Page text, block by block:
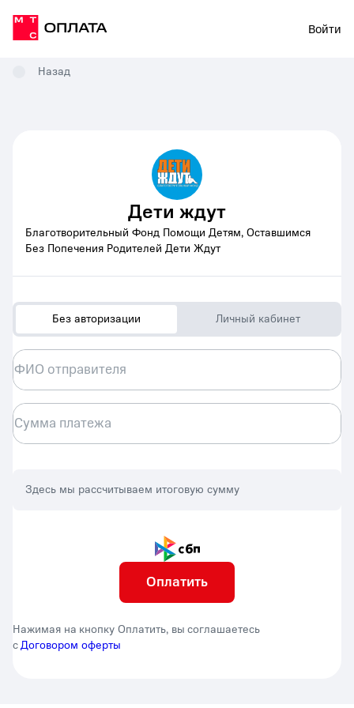
Войти
Назад
Дети ждут
Благотворительный Фонд Помощи Детям, Оставшимся
Без Попечения Родителей Дети Ждут
Без авторизации Личный кабинет
ФИО отправителя
Сумма платежа
Здесь мы рассчитываем итоговую сумму
Нажимая на кнопку Оплатить, вы соглашаетесь
сДоговором оферты
Оплатить